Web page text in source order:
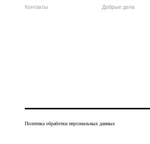
Контакты
Добрые дела
Политика обработки персональных данных